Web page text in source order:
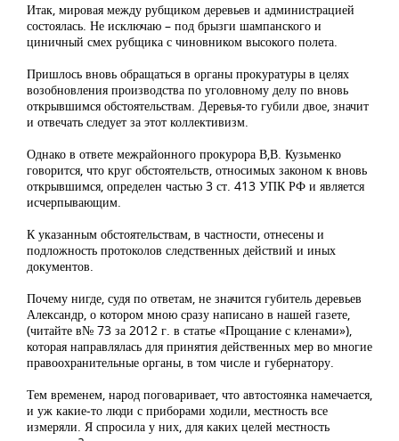
Итак, мировая между рубщиком деревьев и администрацией
состоялась. Не исключаю – под брызги шампанского и
циничный смех рубщика с чиновником высокого полета.
Пришлось вновь обращаться в органы прокуратуры в целях
возобновления производства по уголовному делу по вновь
открывшимся обстоятельствам. Деревья-то губили двое, значит
и отвечать следует за этот коллективизм.
Однако в ответе межрайонного прокурора В,В. Кузьменко
говорится, что круг обстоятельств, относимых законом к вновь
открывшимся, определен частью 3 ст. 413 УПК РФ и является
исчерпывающим.
К указанным обстоятельствам, в частности, отнесены и
подложность протоколов следственных действий и иных
документов.
Почему нигде, судя по ответам, не значится губитель деревьев
Александр, о котором мною сразу написано в нашей газете,
(читайте в№ 73 за 2012 г. в статье «Прощание с кленами»),
которая направлялась для принятия действенных мер во многие
правоохранительные органы, в том числе и губернатору.
Тем временем, народ поговаривает, что автостоянка намечается,
и уж какие-то люди с приборами ходили, местность все
измеряли. Я спросила у них, для каких целей местность